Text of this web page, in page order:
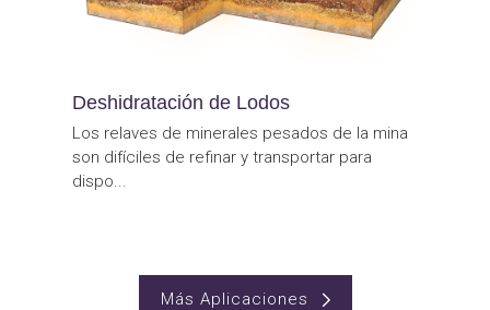
Deshidratación de Lodos
Los relaves de minerales pesados de la mina
son difíciles de refinar y transportar para
dispo...
Más Aplicaciones